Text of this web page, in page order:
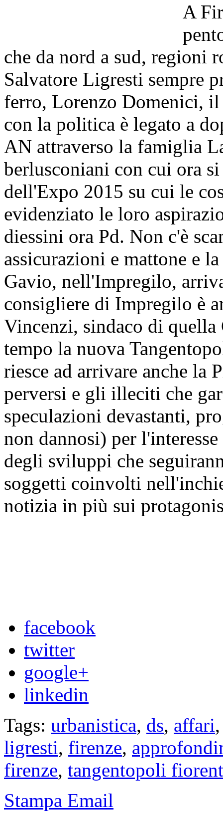
A
che da nord a sud, regioni
Salvatore Ligresti sempre
ferro, Lorenzo Domenici, il
con la politica è legato a
AN attraverso la famiglia
berlusconiani con cui ora
dell'Expo 2015 su cui le
evidenziato le loro
diessini ora Pd. Non c'è
assicurazioni e mattone e
Gavio, nell'Impregilo,
consigliere di Impregilo è
Vincenzi, sindaco di quella
tempo la nuova
riesce ad arrivare anche la
perversi e gli illeciti che
speculazioni devastanti,
non dannosi) per
degli sviluppi che
soggetti coinvolti
notizia in più sui
facebook
twitter
google+
linkedin
Tags: urbanistica, ds, affari
ligresti, firenze,
firenze, tangentopoli
Stampa Email